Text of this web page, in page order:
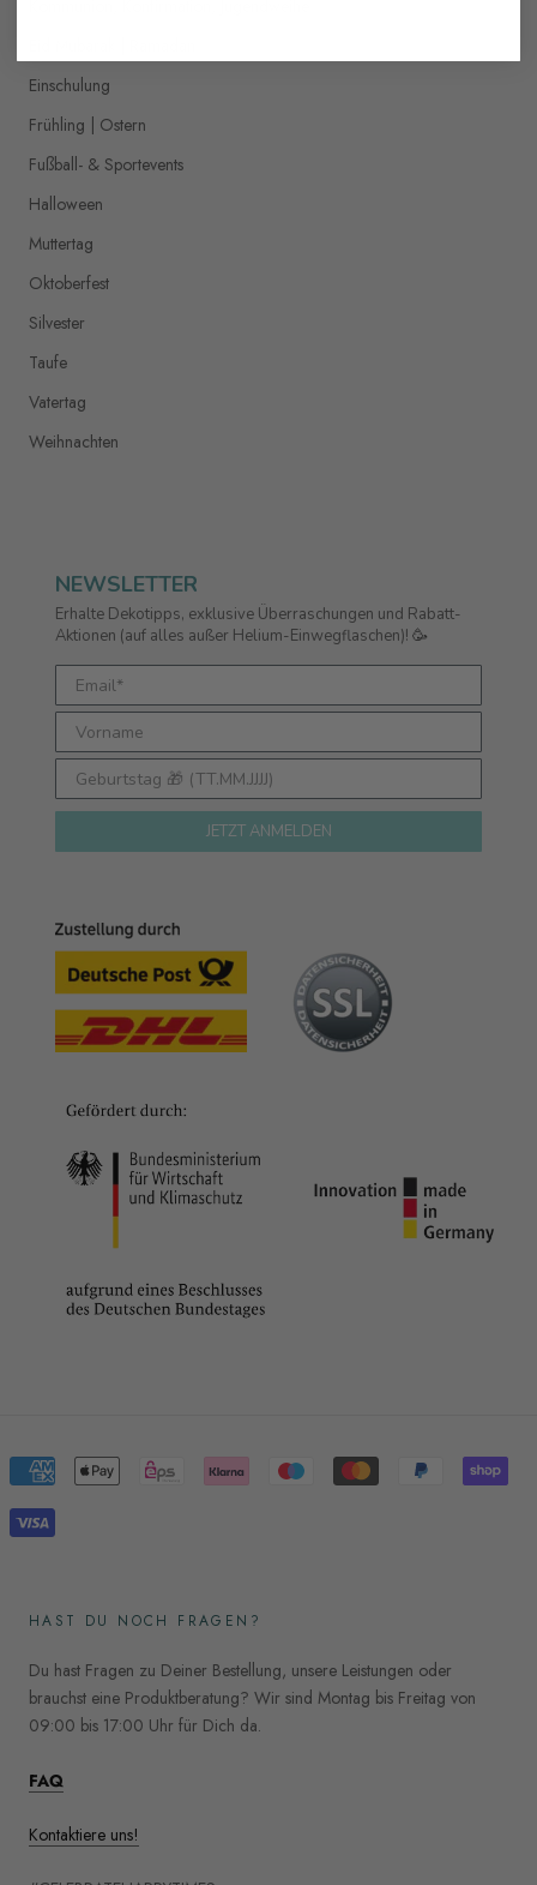
Einschulung
Frühling | Ostern
Fußball- & Sportevents
Halloween
Muttertag
Oktoberfest
Silvester
Taufe
Vatertag
Weihnachten
NEWSLETTER
Erhalte Dekotipps, exklusive Überraschungen und Rabatt-
Aktionen (auf alles außer Helium-Einwegflaschen)! 🥳
Geburtstag
JETZT ANMELDEN
HAST DU NOCH FRAGEN?
Du hast Fragen zu Deiner Bestellung, unsere Leistungen oder
brauchst eine Produktberatung? Wir sind Montag bis Freitag von
09:00 bis 17:00 Uhr für Dich da.
FAQ
Kontaktiere uns!